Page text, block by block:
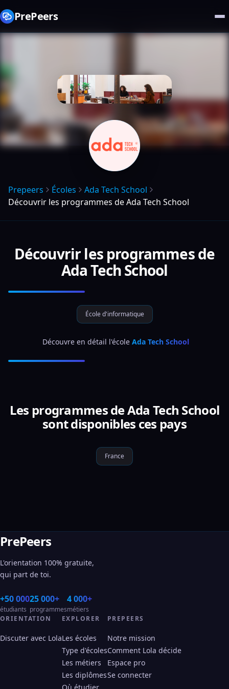
PrePeers
Prepeers Écoles
Ada Tech School
Découvrir les programmes de Ada Tech School
Découvrir les programmes de
Ada Tech School
École d'informatique
Découvre en détail l'école Ada Tech School
Les programmes de Ada Tech School
sont disponibles ces pays
France
PrePeers
L'orientation 100% gratuite,
qui part de toi.
+50 000
étudiants
25 000+
programmes
4 000+
métiers
ORIENTATION
Discuter avec Lola
EXPLORER
Les écoles
Type d'écoles
Les métiers
Les diplômes
PREPEERS
Notre mission
Comment Lola décide
Espace pro
Se connecter